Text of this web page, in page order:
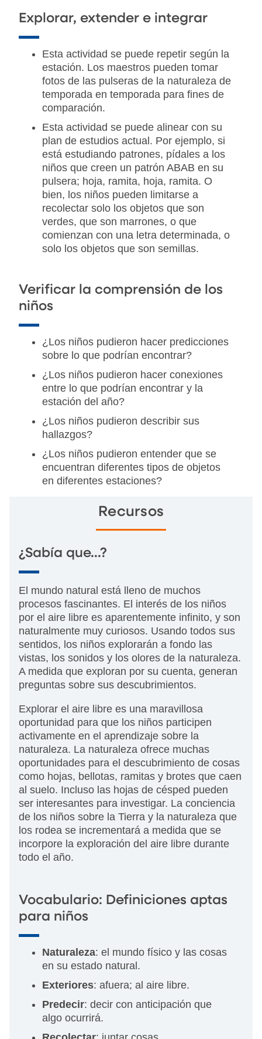
Explorar, extender e integrar
Esta actividad se puede repetir según la
estación. Los maestros pueden tomar
fotos de las pulseras de la naturaleza de
temporada en temporada para fines de
comparación.
Esta actividad se puede alinear con su
plan de estudios actual. Por ejemplo, si
está estudiando patrones, pídales a los
niños que creen un patrón ABAB en su
pulsera; hoja, ramita, hoja, ramita. O
bien, los niños pueden limitarse a
recolectar solo los objetos que son
verdes, que son marrones, o que
comienzan con una letra determinada, o
solo los objetos que son semillas.
Verificar la comprensión de los
niños
¿Los niños pudieron hacer predicciones
sobre lo que podrían encontrar?
¿Los niños pudieron hacer conexiones
entre lo que podrían encontrar y la
estación del año?
¿Los niños pudieron describir sus
hallazgos?
¿Los niños pudieron entender que se
encuentran diferentes tipos de objetos
en diferentes estaciones?
Recursos
¿Sabía que...?
El mundo natural está lleno de muchos
procesos fascinantes. El interés de los niños
por el aire libre es aparentemente infinito, y son
naturalmente muy curiosos. Usando todos sus
sentidos, los niños explorarán a fondo las
vistas, los sonidos y los olores de la naturaleza.
A medida que exploran por su cuenta, generan
preguntas sobre sus descubrimientos.
Explorar el aire libre es una maravillosa
oportunidad para que los niños participen
activamente en el aprendizaje sobre la
naturaleza. La naturaleza ofrece muchas
oportunidades para el descubrimiento de cosas
como hojas, bellotas, ramitas y brotes que caen
al suelo. Incluso las hojas de césped pueden
ser interesantes para investigar. La conciencia
de los niños sobre la Tierra y la naturaleza que
los rodea se incrementará a medida que se
incorpore la exploración del aire libre durante
todo el año.
Vocabulario: Definiciones aptas
para niños
Naturaleza: el mundo físico y las cosas
en su estado natural.
Exteriores: afuera; al aire libre.
Predecir: decir con anticipación que
algo ocurrirá.